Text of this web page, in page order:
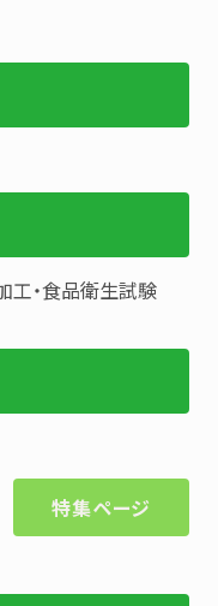
工・食品衛生試験
特集ページ